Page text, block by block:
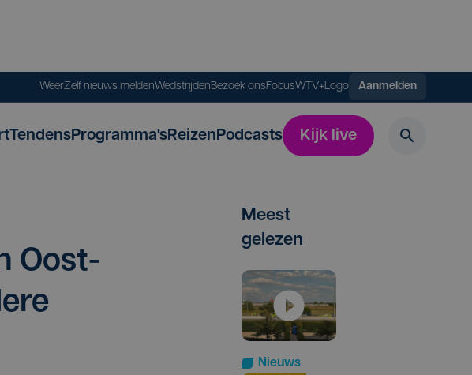
WeerZelf nieuws meldenWedstrijdenBezoek onsFocusWTV+Logo Aanmelden
TendensProgramma'sReizenPodcasts Kijk live
Oost­
Meest
gelezen
Nieuws